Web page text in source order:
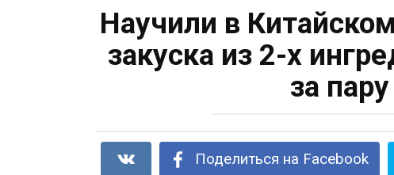
Научили в
закуска из 2-х
за
Поделиться на Facebook